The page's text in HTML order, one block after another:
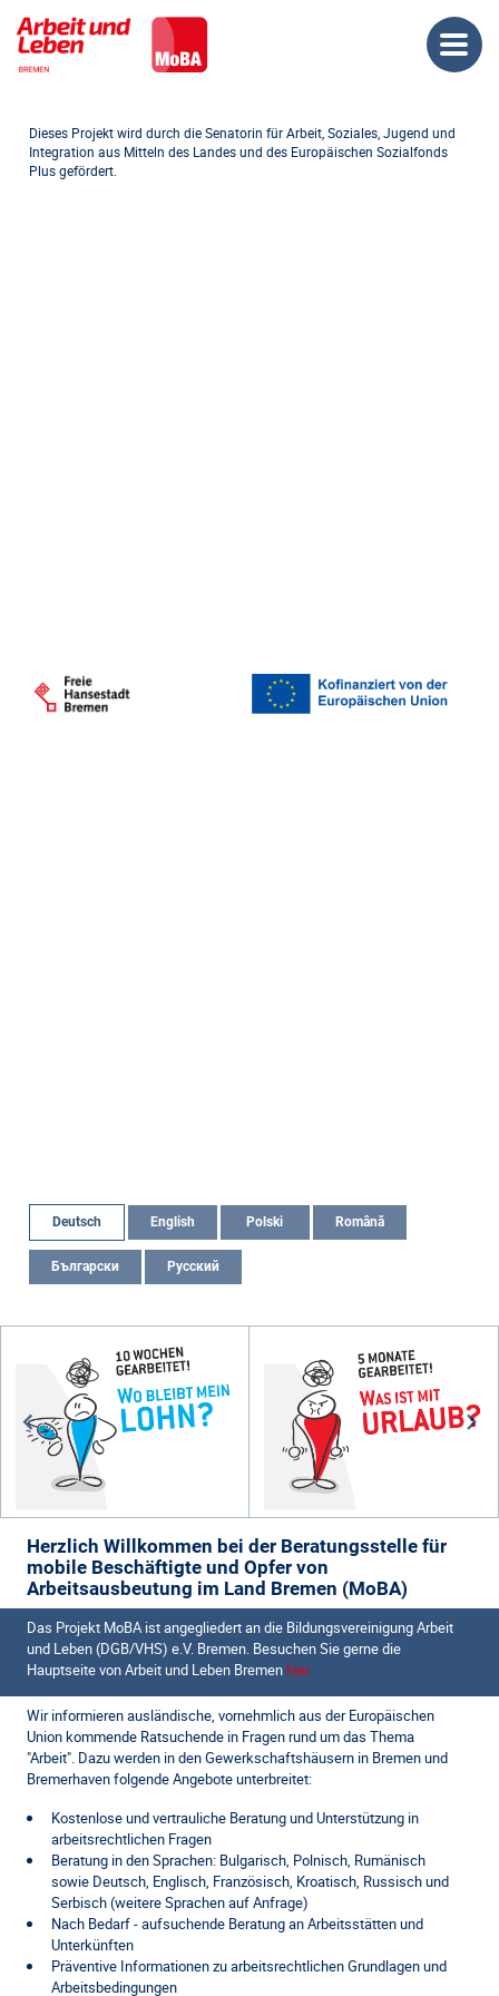
Dieses Projekt wird durch die Senatorin für Arbeit, Soziales, Jugend und
Integration aus Mitteln des Landes und des Europäischen Sozialfonds
Plus gefördert.
Deutsch English Polski Română
Български Русский
Herzlich Willkommen bei der Beratungsstelle für
mobile Beschäftigte und Opfer von
Arbeitsausbeutung im Land Bremen (MoBA)
Das Projekt MoBA ist angegliedert an die Bildungsvereinigung Arbeit
und Leben (DGB/VHS) e.V. Bremen. Besuchen Sie gerne die
Hauptseite von Arbeit und Leben Bremen hier
Wir informieren ausländische, vornehmlich aus der Europäischen
Union kommende Ratsuchende in Fragen rund um das Thema
"Arbeit". Dazu werden in den Gewerkschaftshäusern in Bremen und
Bremerhaven folgende Angebote unterbreitet:
Kostenlose und vertrauliche Beratung und Unterstützung in
arbeitsrechtlichen Fragen
Beratung in den Sprachen: Bulgarisch, Polnisch, Rumänisch
sowie Deutsch, Englisch, Französisch, Kroatisch, Russisch und
Serbisch (weitere Sprachen auf Anfrage)
Nach Bedarf - aufsuchende Beratung an Arbeitsstätten und
Unterkünften
Präventive Informationen zu arbeitsrechtlichen Grundlagen und
Arbeitsbedingungen